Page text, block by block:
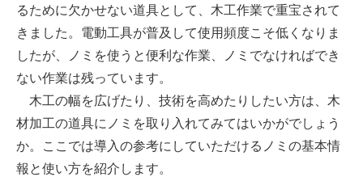
るために欠かせない道具として、木工作業で重宝されて
きました。電動工具が普及して使用頻度こそ低くなりま
したが、ノミを使うと便利な作業、ノミでなければでき
ない作業は残っています。
木工の幅を広げたり、技術を高めたりしたい方は、木
材加工の道具にノミを取り入れてみてはいかがでしょう
か。ここでは導入の参考にしていただけるノミの基本情
報と使い方を紹介します。